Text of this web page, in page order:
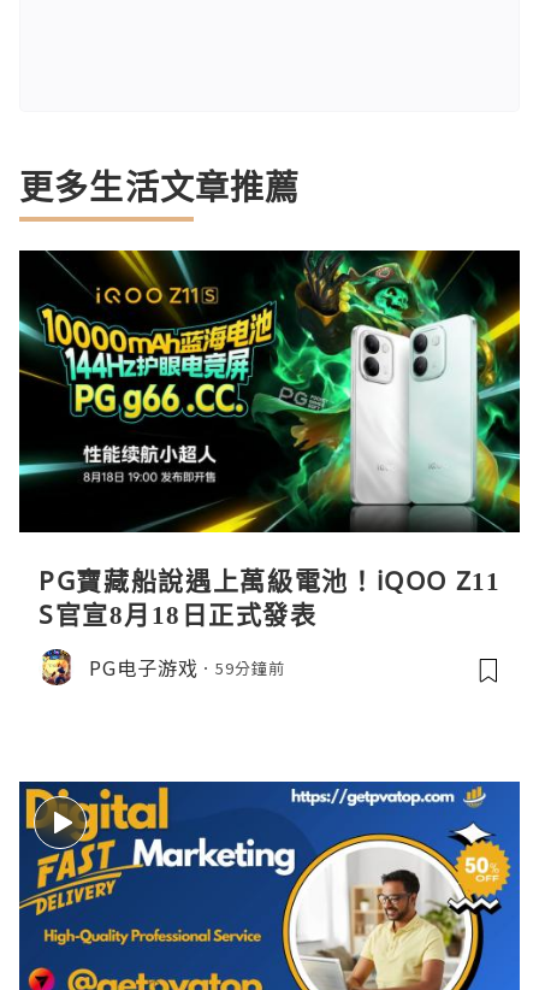
更多生活文章推薦
PG寶藏船說遇上萬級電池！iQOO Z11
S官宣8月18日正式發表
PG电子游戏 59分鐘前